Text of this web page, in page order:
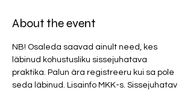
About the event
NB! Osaleda saavad ainult need, kes
läbinud kohustusliku sissejuhatava
praktika. Palun ära registreeru kui sa pole
seda läbinud. Lisainfo MKK-s. Sissejuhatav